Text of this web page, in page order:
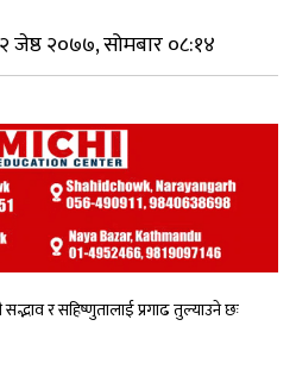
जेष्ठ २०७७, सोमबार ०८:१४